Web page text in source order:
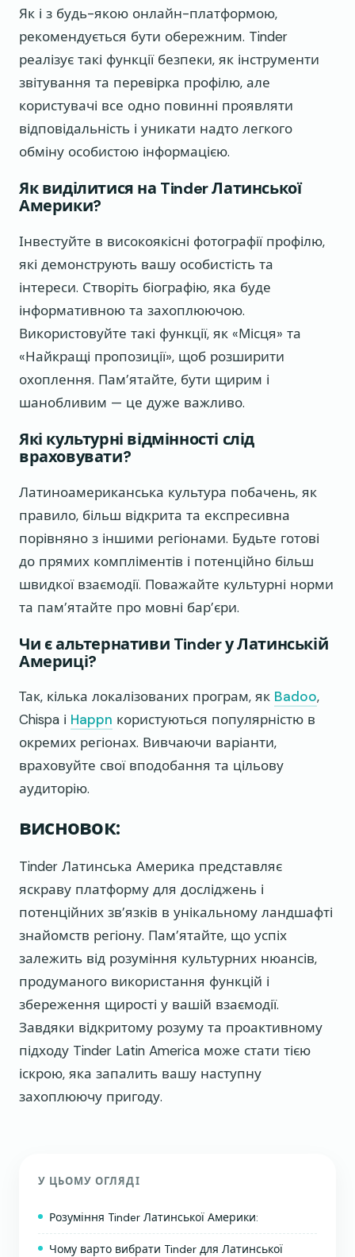
Як і з будь-якою онлайн-платформою,
рекомендується бути обережним. Tinder
реалізує такі функції безпеки, як інструменти
звітування та перевірка профілю, але
користувачі все одно повинні проявляти
відповідальність і уникати надто легкого
обміну особистою інформацією.
Як виділитися на Tinder Латинської
Америки?
Інвестуйте в високоякісні фотографії профілю,
які демонструють вашу особистість та
інтереси. Створіть біографію, яка буде
інформативною та захоплюючою.
Використовуйте такі функції, як «Місця» та
«Найкращі пропозиції», щоб розширити
охоплення. Пам’ятайте, бути щирим і
шанобливим — це дуже важливо.
Які культурні відмінності слід
враховувати?
Латиноамериканська культура побачень, як
правило, більш відкрита та експресивна
порівняно з іншими регіонами. Будьте готові
до прямих компліментів і потенційно більш
швидкої взаємодії. Поважайте культурні норми
та пам’ятайте про мовні бар’єри.
Чи є альтернативи Tinder у Латинській
Америці?
Так, кілька локалізованих програм, як Badoo,
Chispa і Happn користуються популярністю в
окремих регіонах. Вивчаючи варіанти,
враховуйте свої вподобання та цільову
аудиторію.
висновок:
Tinder Латинська Америка представляє
яскраву платформу для досліджень і
потенційних зв’язків в унікальному ландшафті
знайомств регіону. Пам’ятайте, що успіх
залежить від розуміння культурних нюансів,
продуманого використання функцій і
збереження щирості у вашій взаємодії.
Завдяки відкритому розуму та проактивному
підходу Tinder Latin America може стати тією
іскрою, яка запалить вашу наступну
захоплюючу пригоду.
У ЦЬОМУ ОГЛЯДІ
Розуміння Tinder Латинської Америки:
Чому варто вибрати Tinder для Латинської